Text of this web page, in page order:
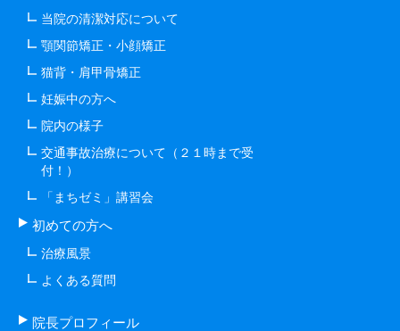
当院の清潔対応について
顎関節矯正・小顔矯正
猫背・肩甲骨矯正
妊娠中の方へ
院内の様子
交通事故治療について（２１時まで受
付！）
「まちゼミ」講習会
初めての方へ
治療風景
よくある質問
院長プロフィール